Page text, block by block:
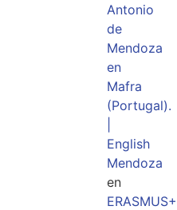
Antonio
de
Mendoza
en
Mafra
(Portugal).
English
Mendoza
en
ERASMUS+